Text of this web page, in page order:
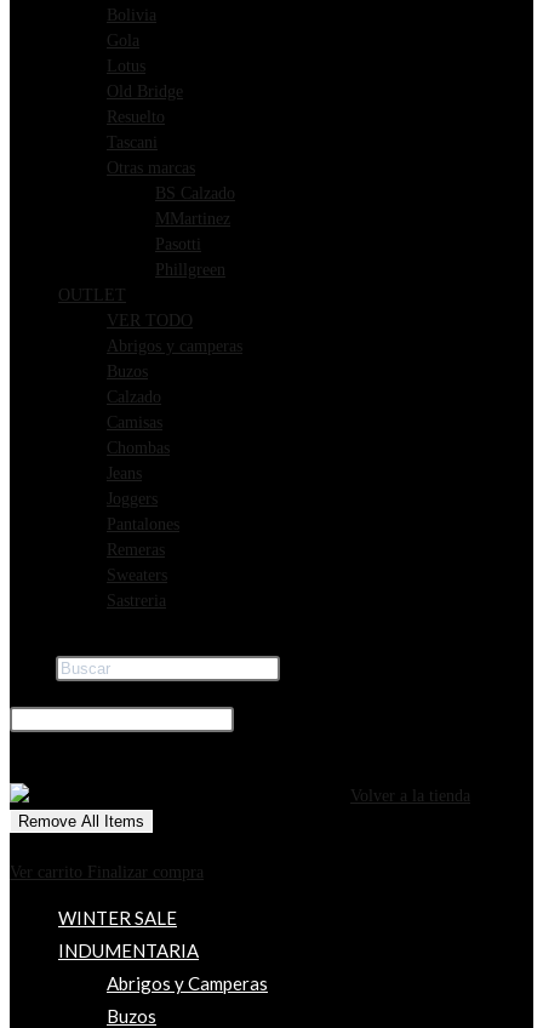
Bolivia
Gola
Lotus
Old Bridge
Resuelto
Tascani
Otras marcas
BS Calzado
MMartinez
Pasotti
Phillgreen
OUTLET
VER TODO
Abrigos y camperas
Buzos
Calzado
Camisas
Chombas
Jeans
Joggers
Pantalones
Remeras
Sweaters
Sastreria
Volver a la tienda
Remove All Items
Ver carrito
Finalizar compra
WINTER SALE
INDUMENTARIA
Abrigos y Camperas
Buzos